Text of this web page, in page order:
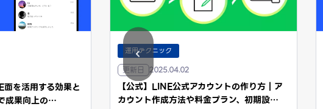
を活用する効果と
成果向上の…
運用テクニック
更新日 2025.04.02
【公式】LINE公式アカウントの作り方｜ア
カウント作成方法や料金プラン、初期設…